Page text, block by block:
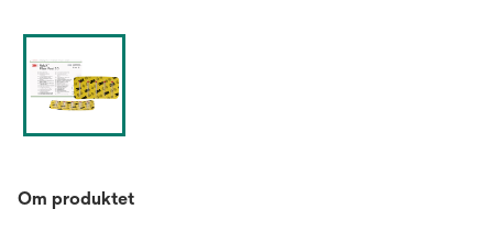
Om produktet